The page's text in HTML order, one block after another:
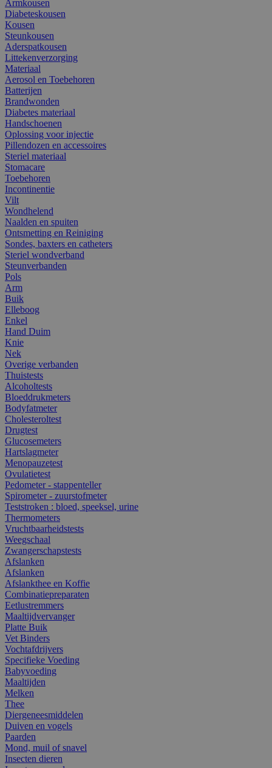
Armkousen
Diabeteskousen
Kousen
Steunkousen
Aderspatkousen
Littekenverzorging
Materiaal
Aerosol en Toebehoren
Batterijen
Brandwonden
Diabetes materiaal
Handschoenen
Oplossing voor injectie
Pillendozen en accessoires
Steriel materiaal
Stomacare
Toebehoren
Incontinentie
Vilt
Wondhelend
Naalden en spuiten
Ontsmetting en Reiniging
Sondes, baxters en catheters
Steriel wondverband
Steunverbanden
Pols
Arm
Buik
Elleboog
Enkel
Hand Duim
Knie
Nek
Overige verbanden
Thuistests
Alcoholtests
Bloeddrukmeters
Bodyfatmeter
Cholesteroltest
Drugtest
Glucosemeters
Hartslagmeter
Menopauzetest
Ovulatietest
Pedometer - stappenteller
Spirometer - zuurstofmeter
Teststroken : bloed, speeksel, urine
Thermometers
Vruchtbaarheidstests
Weegschaal
Zwangerschapstests
Afslanken
Afslanken
Afslankthee en Koffie
Combinatiepreparaten
Eetlustremmers
Maaltijdvervanger
Platte Buik
Vet Binders
Vochtafdrijvers
Specifieke Voeding
Babyvoeding
Maaltijden
Melken
Thee
Diergeneesmiddelen
Duiven en vogels
Paarden
Mond, muil of snavel
Insecten dieren